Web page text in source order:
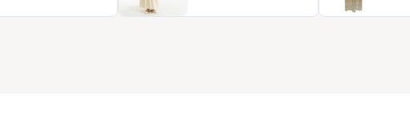
vrijheid en stijl. Want er is niets fijner dan ’s ochtends weinig tijd nodig